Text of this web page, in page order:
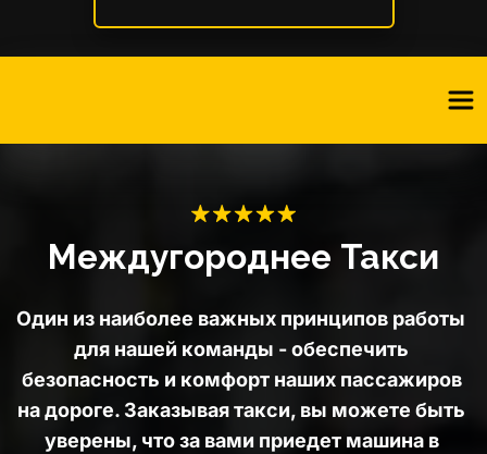
Междугороднее Такси
Один из наиболее важных принципов работы
для нашей команды - обеспечить
безопасность и комфорт наших пассажиров
на дороге. Заказывая такси, вы можете быть
уверены, что за вами приедет машина в